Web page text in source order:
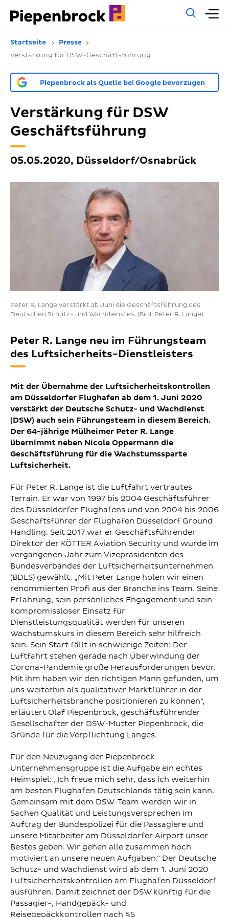
Startseite
Presse
Verstärkung für DSW-Geschäftsführung
Piepenbrock als Quelle bei Google bevorzugen
Verstärkung für DSW
Geschäftsführung
05.05.2020, Düsseldorf/Osnabrück
Peter R. Lange verstärkt ab Juni die Geschäftsführung des
Deutschen Schutz- und Wachdienstes. (Bild: Peter R. Lange)
Peter R. Lange neu im Führungsteam
des Luftsicherheits-Dienstleisters
Mit der Übernahme der Luftsicherheitskontrollen
am Düsseldorfer Flughafen ab dem 1. Juni 2020
verstärkt der Deutsche Schutz- und Wachdienst
(DSW) auch sein Führungsteam in diesem Bereich.
Der 64-jährige Mülheimer Peter R. Lange
übernimmt neben Nicole Oppermann die
Geschäftsführung für die Wachstumssparte
Luftsicherheit.
Für Peter R. Lange ist die Luftfahrt vertrautes
Terrain. Er war von 1997 bis 2004 Geschäftsführer
des Düsseldorfer Flughafens und von 2004 bis 2006
Geschäftsführer der Flughafen Düsseldorf Ground
Handling. Seit 2017 war er Geschäftsführender
Direktor der KÖTTER Aviation Security und wurde im
vergangenen Jahr zum Vizepräsidenten des
Bundesverbandes der Luftsicherheitsunternehmen
(BDLS) gewählt. „Mit Peter Lange holen wir einen
renommierten Profi aus der Branche ins Team. Seine
Erfahrung, sein persönliches Engagement und sein
kompromissloser Einsatz für
Dienstleistungsqualität werden für unseren
Wachstumskurs in diesem Bereich sehr hilfreich
sein. Sein Start fällt in schwierige Zeiten: Der
Luftfahrt stehen gerade nach Überwindung der
Corona-Pandemie große Herausforderungen bevor.
Mit ihm haben wir den richtigen Mann gefunden, um
uns weiterhin als qualitativer Marktführer in der
Luftsicherheitsbranche positionieren zu können“,
erläutert Olaf Piepenbrock, geschäftsführender
Gesellschafter der DSW-Mutter Piepenbrock, die
Gründe für die Verpflichtung Langes.
Für den Neuzugang der Piepenbrock
Unternehmensgruppe ist die Aufgabe ein echtes
Heimspiel: „Ich freue mich sehr, dass ich weiterhin
am besten Flughafen Deutschlands tätig sein kann.
Gemeinsam mit dem DSW-Team werden wir in
Sachen Qualität und Leistungsversprechen im
Auftrag der Bundespolizei für die Passagiere und
unsere Mitarbeiter am Düsseldorfer Airport unser
Bestes geben. Wir gehen alle zusammen hoch
motiviert an unsere neuen Aufgaben.“ Der Deutsche
Schutz- und Wachdienst wird ab dem 1. Juni 2020
Luftsicherheitskontrollen am Flughafen Düsseldorf
ausführen. Damit zeichnet der DSW künftig für die
Passagier-, Handgepäck- und
Reisegepäckkontrollen nach §5